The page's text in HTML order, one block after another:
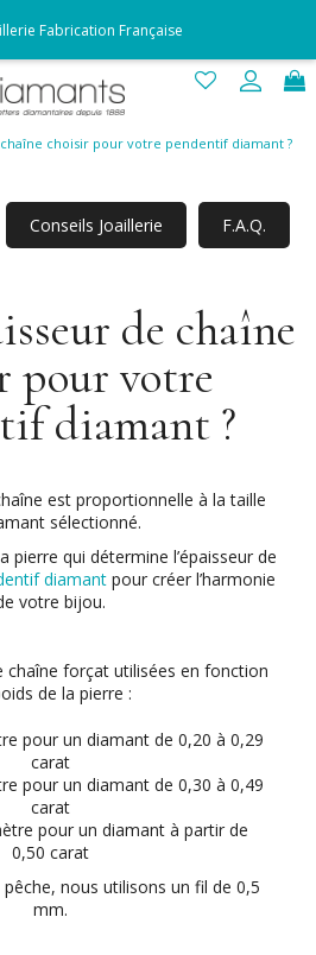
choisir pour votre pendentif diamant ?
Conseils Joaillerie F.A.Q.
de chaîne
pour votre
diamant ?
est proportionnelle à la taille
sélectionné.
pierre qui détermine l’épaisseur de
diamant pour créer l’harmonie
votre bijou.
chaîne forçat utilisées en fonction
de la pierre :
pour un diamant de 0,20 à 0,29
carat
pour un diamant de 0,30 à 0,49
carat
pour un diamant à partir de
0,50 carat
nous utilisons un fil de 0,5
mm.
Fabrication Française